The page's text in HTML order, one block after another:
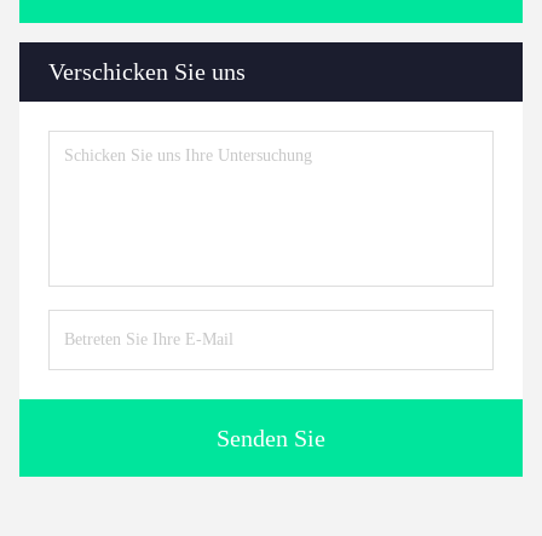
Verschicken Sie uns
Senden Sie